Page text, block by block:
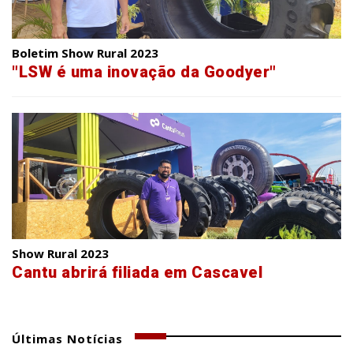
Boletim Show Rural 2023
"LSW é uma inovação da Goodyer"
Show Rural 2023
Cantu abrirá filiada em Cascavel
Últimas Notícias